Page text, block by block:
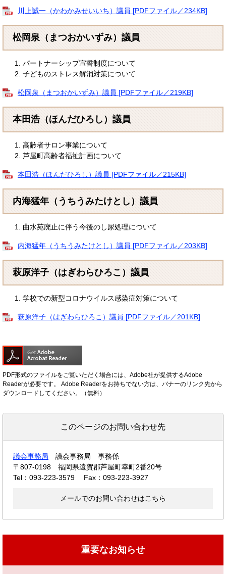
川上誠一（かわかみせいいち）議員 [PDFファイル／234KB]
松岡泉（まつおかいずみ）議員
パートナーシップ宣誓制度について
子どものストレス解消対策について
松岡泉（まつおかいずみ）議員 [PDFファイル／219KB]
本田浩（ほんだひろし）議員
高齢者サロン事業について
芦屋町高齢者福祉計画について
本田浩（ほんだひろし）議員 [PDFファイル／215KB]
内海猛年（うちうみたけとし）議員
曲水苑廃止に伴う今後のし尿処理について
内海猛年（うちうみたけとし）議員 [PDFファイル／203KB]
萩原洋子（はぎわらひろこ）議員
学校での新型コロナウイルス感染症対策について
萩原洋子（はぎわらひろこ）議員 [PDFファイル／201KB]
PDF形式のファイルをご覧いただく場合には、Adobe社が提供するAdobe
Readerが必要です。
Adobe Readerをお持ちでない方は、バナーのリンク先から
ダウンロードしてください。（無料）
このページのお問い合わせ先
議会事務局
議会事務局 事務係
〒807-0198
福岡県遠賀郡芦屋町幸町2番20号
Tel：093-223-3579
Fax：093-223-3927
メールでのお問い合わせはこちら
重要なお知らせ